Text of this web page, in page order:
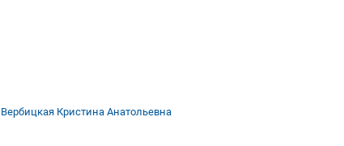
Вербицкая Кристина Анатольевна